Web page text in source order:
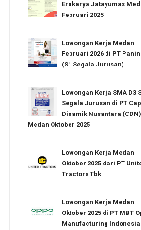
Erakarya Jatayumas
Februari 2025
Lowongan Kerja Medan
Februari 2026 di PT
(S1 Segala Jurusan)
Lowongan Kerja SMA D3
Segala Jurusan di PT
Dinamik Nusantara (CDN)
Medan Oktober 2025
Lowongan Kerja Medan
Oktober 2025 dari PT
Tractors Tbk
Lowongan Kerja Medan
Oktober 2025 di PT MBT
Manufacturing Indonesia